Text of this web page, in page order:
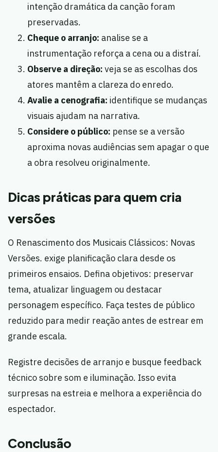
intenção dramática da canção foram
preservadas.
Cheque o arranjo: analise se a
instrumentação reforça a cena ou a distraí.
Observe a direção: veja se as escolhas dos
atores mantêm a clareza do enredo.
Avalie a cenografia: identifique se mudanças
visuais ajudam na narrativa.
Considere o público: pense se a versão
aproxima novas audiências sem apagar o que
a obra resolveu originalmente.
Dicas práticas para quem cria
versões
O Renascimento dos Musicais Clássicos: Novas
Versões. exige planificação clara desde os
primeiros ensaios. Defina objetivos: preservar
tema, atualizar linguagem ou destacar
personagem específico. Faça testes de público
reduzido para medir reação antes de estrear em
grande escala.
Registre decisões de arranjo e busque feedback
técnico sobre som e iluminação. Isso evita
surpresas na estreia e melhora a experiência do
espectador.
Conclusão